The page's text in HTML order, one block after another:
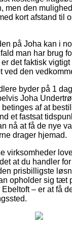
men den
kort afstand til
på Joha kan i
man har brug
det faktisk
ved den
byder på 1
Joha
af at
et fastsat
nå at få de nye
drager hjemad.
virksomheder
at du handler
prisbilligste
opholder sig tæt
– er at få